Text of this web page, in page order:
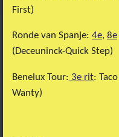
First)
Ronde van Spanje: 4e, 8e
(Deceuninck-Quick Step)
Benelux Tour: 3e rit:
Wanty)